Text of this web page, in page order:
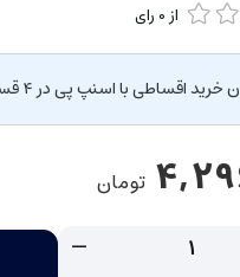
از0 رای
خرید اقساطی با اسنپ پی در ۴ قسط ماهانه
تومان